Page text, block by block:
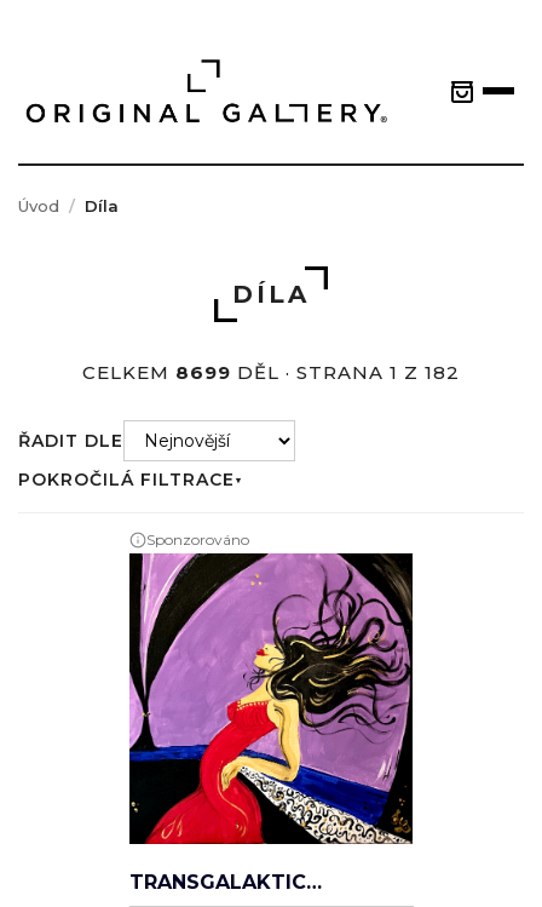
Úvod Díla
DÍLA
CELKEM 8699 DĚL · STRANA 1 Z 182
ŘADIT DLE
POKROČILÁ FILTRACE ▼
Sponzorováno
TRANSGALAKTICKÁ